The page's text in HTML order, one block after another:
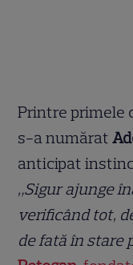
Printre primele
s-a numărat
anticipat
„Sigur ajunge
verificând tot,
de fată în stare